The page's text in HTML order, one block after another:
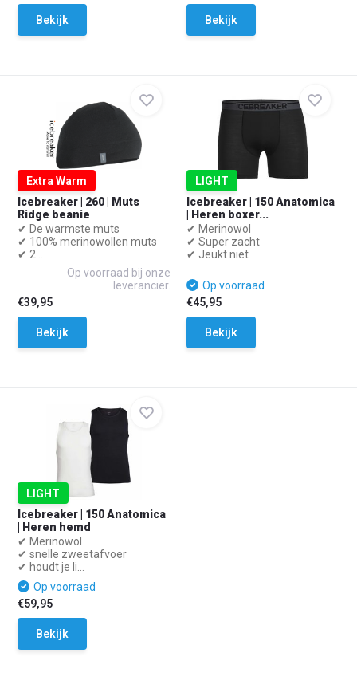
Bekijk Bekijk
Extra Warm
Icebreaker | 260 | Muts
Ridge beanie
✔ De warmste muts
✔ 100% merinowollen muts
✔ 2...
Op voorraad bij onze
leverancier.
€39,95
Bekijk
LIGHT
Icebreaker | 150 Anatomica
| Heren boxer...
✔ Merinowol
✔ Super zacht
✔ Jeukt niet
Op voorraad
€45,95
Bekijk
LIGHT
Icebreaker | 150 Anatomica
| Heren hemd
✔ Merinowol
✔ snelle zweetafvoer
✔ houdt je li...
Op voorraad
€59,95
Bekijk